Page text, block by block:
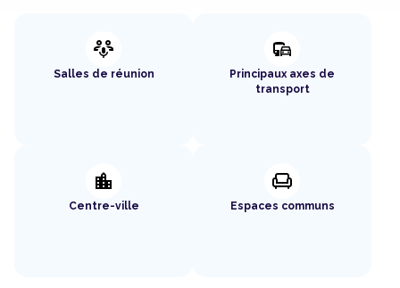
adaptive_audio_mic
Salles de réunion
commute
Principaux axes de
transport
location_city
Centre-ville
chair
Espaces communs